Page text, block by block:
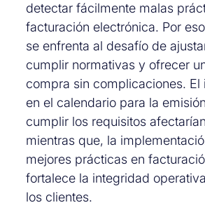
detectar fácilmente malas
facturación electrónica. Por
se enfrenta al desafío de
cumplir normativas y ofrecer
compra sin complicaciones.
en el calendario para la
cumplir los requisitos
mientras que, la
mejores prácticas en
fortalece la integridad
los clientes.